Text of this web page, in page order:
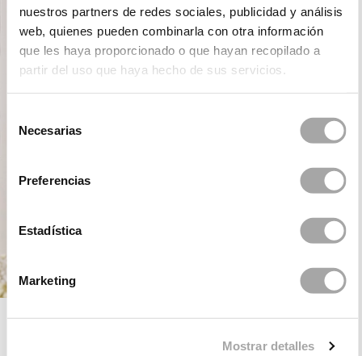
nuestros partners de redes sociales, publicidad y análisis
web, quienes pueden combinarla con otra información
que les haya proporcionado o que hayan recopilado a
partir del uso que haya hecho de sus servicios.
Necesarias
Preferencias
Estadística
Marketing
Mostrar detalles